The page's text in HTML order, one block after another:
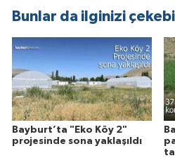
Bunlar da ilginizi
Bayburt’ta "Eko Köy 2"
projesinde sona yaklaşıldı